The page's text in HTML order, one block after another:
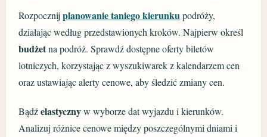
Rozpocznijplanowanie taniego kierunkupodróży,
działając według przedstawionych kroków. Najpierw określ
budżetna podróż. Sprawdź dostępne oferty biletów
lotniczych, korzystając z wyszukiwarek z kalendarzem cen
oraz ustawiając alerty cenowe, aby śledzić zmiany cen.
Bądźelastycznyw wyborze dat wyjazdu i kierunków.
Analizuj różnice cenowe między poszczególnymi dniami i